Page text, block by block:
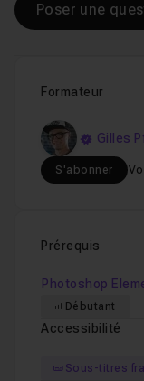
Formateur
Gilles
S'abonner
Prérequis
Photoshop
Débutant
Accessibilité
Sous-titres
Poser une